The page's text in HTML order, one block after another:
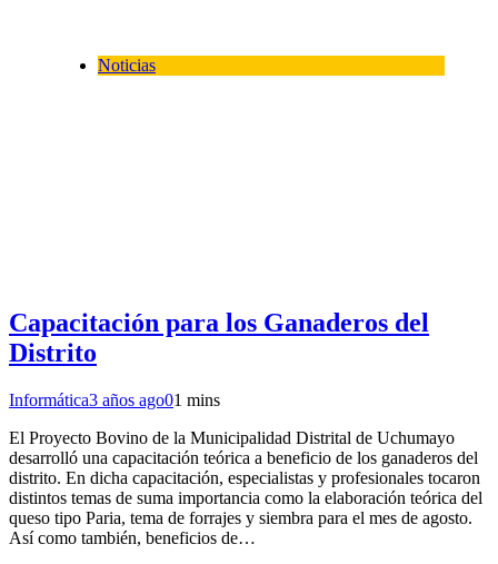
Noticias
Capacitación para los Ganaderos del
Distrito
Informática3 años ago01 mins
El Proyecto Bovino de la Municipalidad Distrital de Uchumayo
desarrolló una capacitación teórica a beneficio de los ganaderos del
distrito. En dicha capacitación, especialistas y profesionales tocaron
distintos temas de suma importancia como la elaboración teórica del
queso tipo Paria, tema de forrajes y siembra para el mes de agosto.
Así como también, beneficios de…